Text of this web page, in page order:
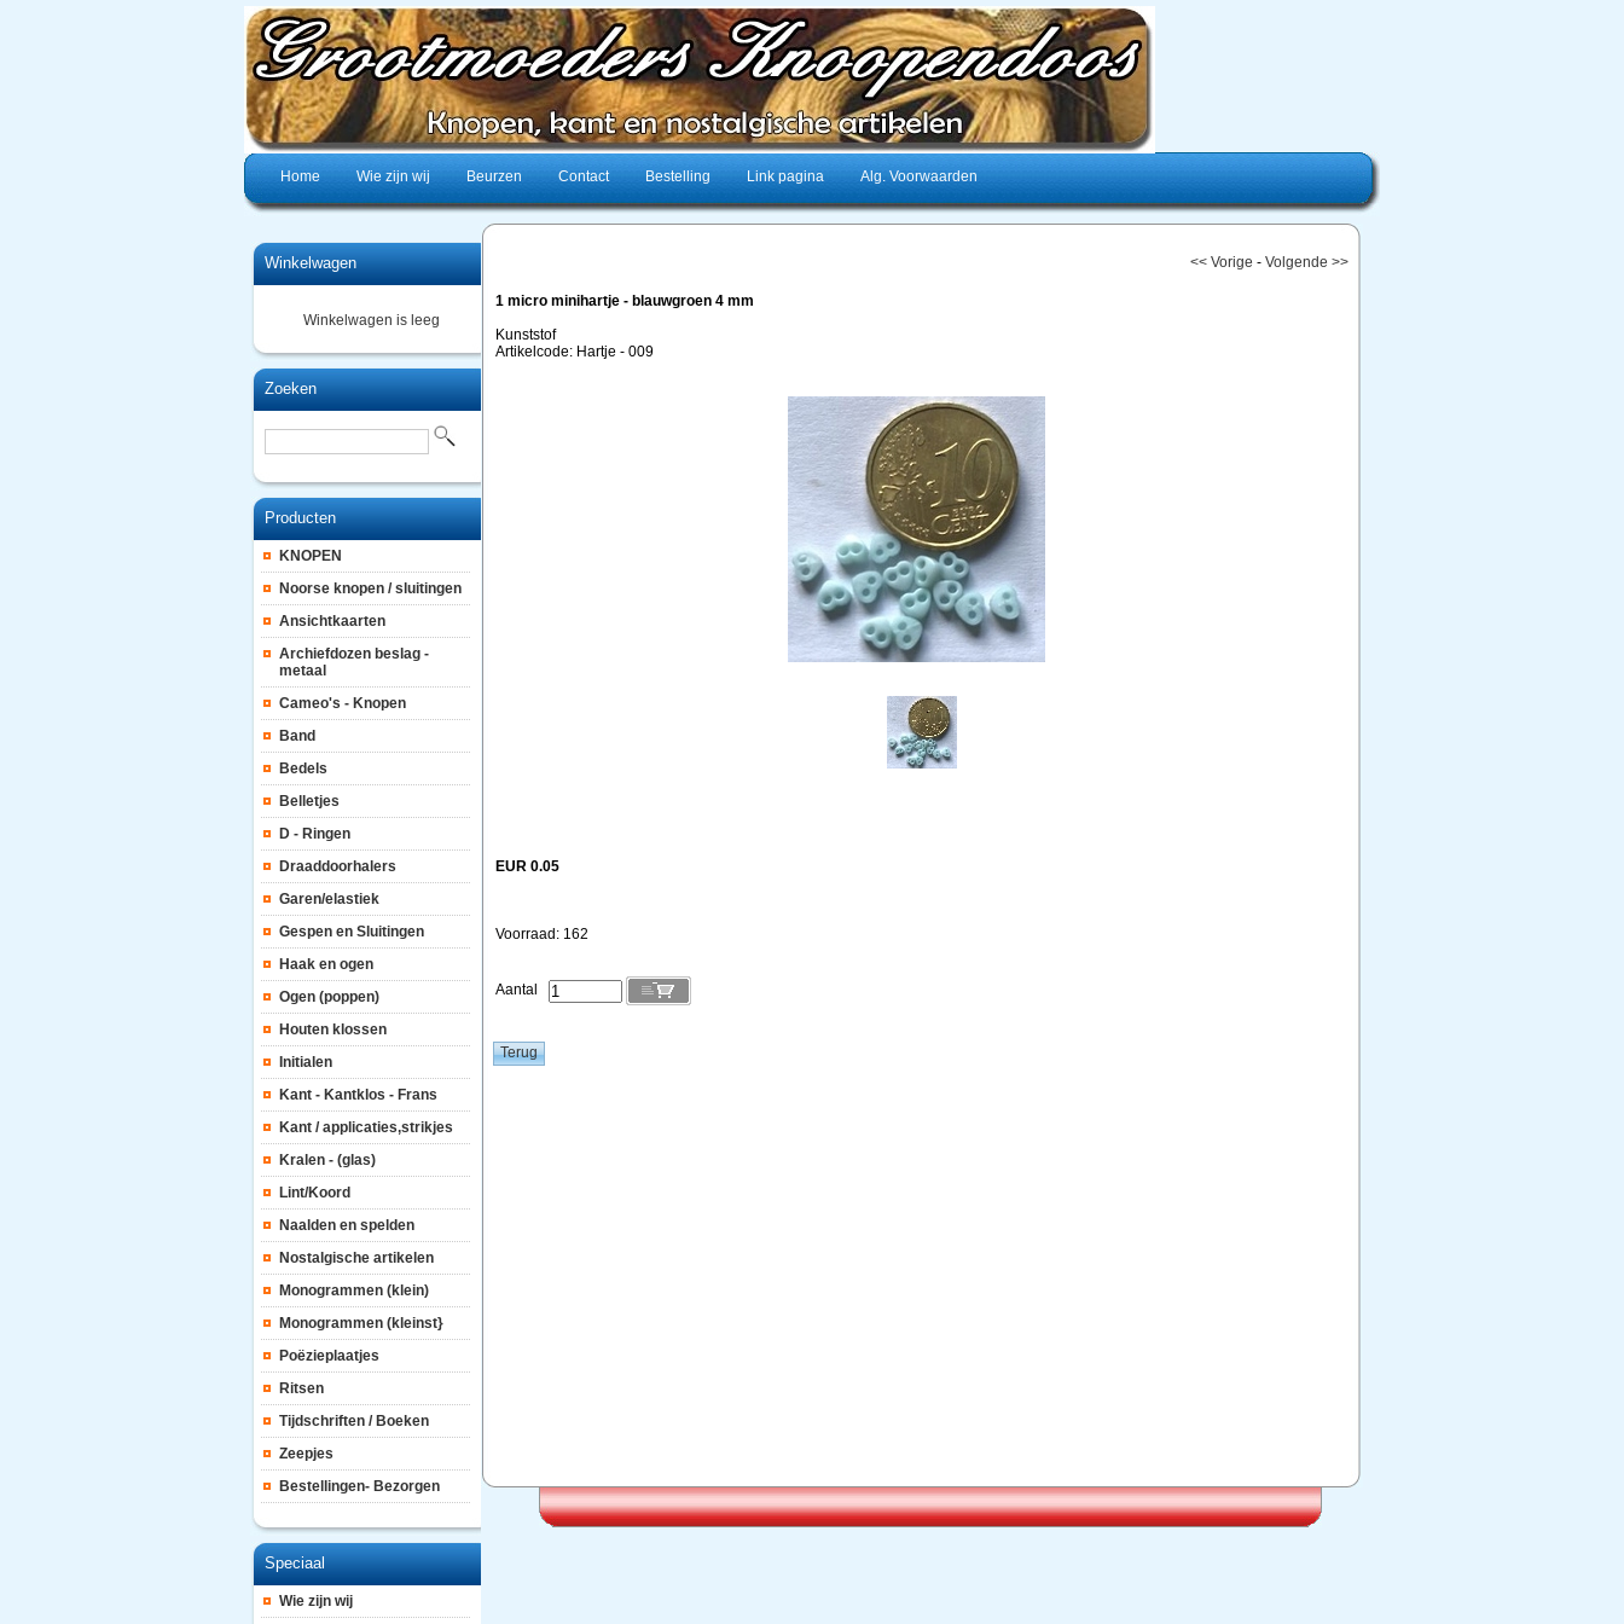
Home Wie zijn wij Beurzen Contact Bestelling Link pagina Alg. Voorwaarden
Winkelwagen
Winkelwagen is leeg
Zoeken
Producten
KNOPEN
Noorse knopen / sluitingen
Ansichtkaarten
Archiefdozen beslag -
metaal
Cameo's - Knopen
Band
Bedels
Belletjes
D - Ringen
Draaddoorhalers
Garen/elastiek
Gespen en Sluitingen
Haak en ogen
Ogen (poppen)
Houten klossen
Initialen
Kant - Kantklos - Frans
Kant / applicaties,strikjes
Kralen - (glas)
Lint/Koord
Naalden en spelden
Nostalgische artikelen
Monogrammen (klein)
Monogrammen (kleinst}
Poëzieplaatjes
Ritsen
Tijdschriften / Boeken
Zeepjes
Bestellingen- Bezorgen
Speciaal
Wie zijn wij
<< Vorige - Volgende >>
1 micro minihartje - blauwgroen 4 mm
Kunststof
Artikelcode: Hartje - 009
EUR 0.05
Voorraad: 162
Aantal